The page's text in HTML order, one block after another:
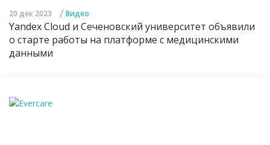
20 дек 2023 / Видео
Yandex Cloud и Сеченовский университет объявили
о старте работы на платформе с медицинскими
данными